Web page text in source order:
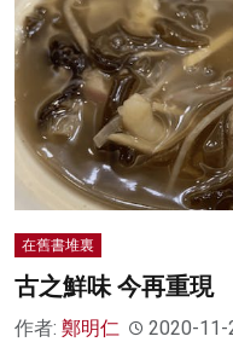
在舊書堆裏
古之鮮味 今再重現
作者: 鄭明仁 2020-11-